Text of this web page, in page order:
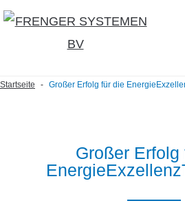
Startseite - Großer Erfolg für die
Großer Erfolg